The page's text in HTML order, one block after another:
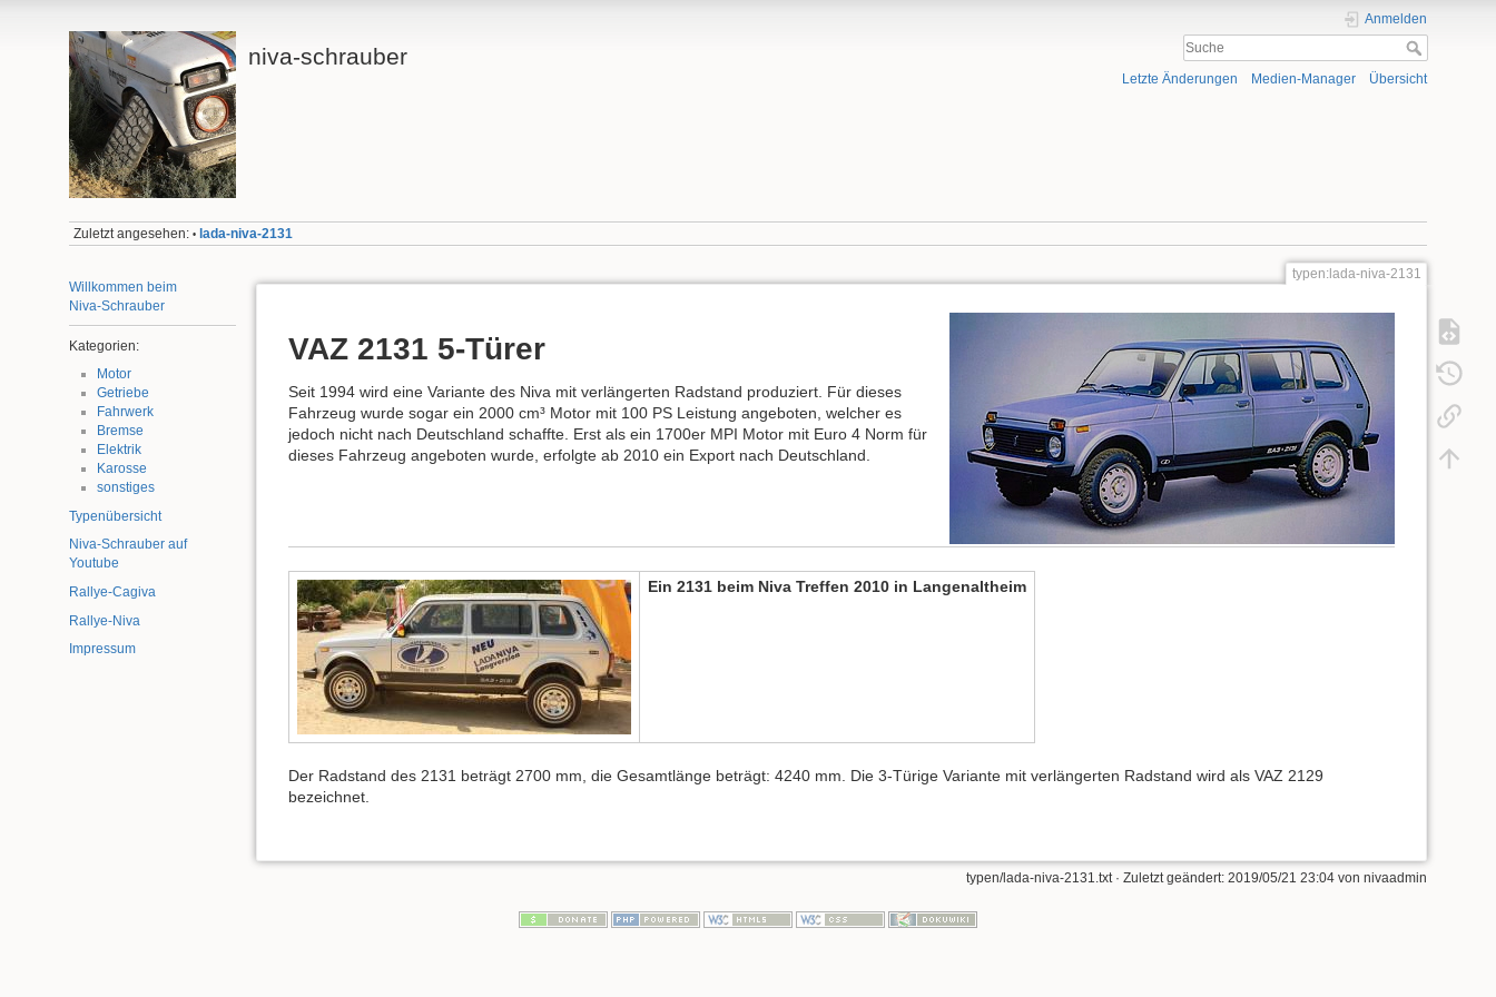
niva-schrauber
Anmelden
Letzte Änderungen Medien-Manager Übersicht
Zuletzt angesehen: • lada-niva-2131
Willkommen beim
Niva-Schrauber
Kategorien:
Motor
Getriebe
Fahrwerk
Bremse
Elektrik
Karosse
sonstiges
Typenübersicht
Niva-Schrauber auf
Youtube
Rallye-Cagiva
Rallye-Niva
Impressum
typen:lada-niva-2131
VAZ 2131 5-Türer
Seit 1994 wird eine Variante des Niva mit verlängerten Radstand produziert. Für dieses
Fahrzeug wurde sogar ein 2000 cm³ Motor mit 100 PS Leistung angeboten, welcher es
jedoch nicht nach Deutschland schaffte. Erst als ein 1700er MPI Motor mit Euro 4 Norm für
dieses Fahrzeug angeboten wurde, erfolgte ab 2010 ein Export nach Deutschland.
Ein 2131 beim Niva Treffen 2010 in Langenaltheim
Der Radstand des 2131 beträgt 2700 mm, die Gesamtlänge beträgt: 4240 mm. Die 3-Türige Variante mit verlängerten Radstand wird als VAZ 2129
bezeichnet.
typen/lada-niva-2131.txt· Zuletzt geändert: 2019/05/21 23:04 von nivaadmin